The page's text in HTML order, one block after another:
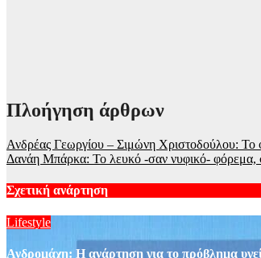
Πλοήγηση άρθρων
Ανδρέας Γεωργίου – Σιμώνη Χριστοδούλου: Το
Δανάη Μπάρκα: Το λευκό -σαν νυφικό- φόρεμα,
Σχετική ανάρτηση
Lifestyle
Ανδρομάχη: Η ανάρτηση για το πρόβλημα